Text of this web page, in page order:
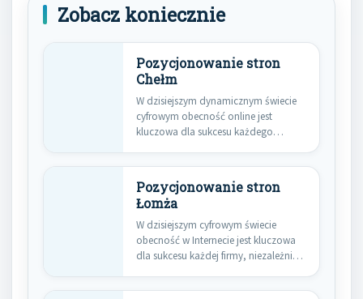
Zobacz koniecznie
Pozycjonowanie stron
Chełm
W dzisiejszym dynamicznym świecie
cyfrowym obecność online jest
kluczowa dla sukcesu każdego
Pozycjonowanie stron
Łomża
W dzisiejszym cyfrowym świecie
obecność w Internecie jest kluczowa
dla sukcesu każdej firmy, niezależnie